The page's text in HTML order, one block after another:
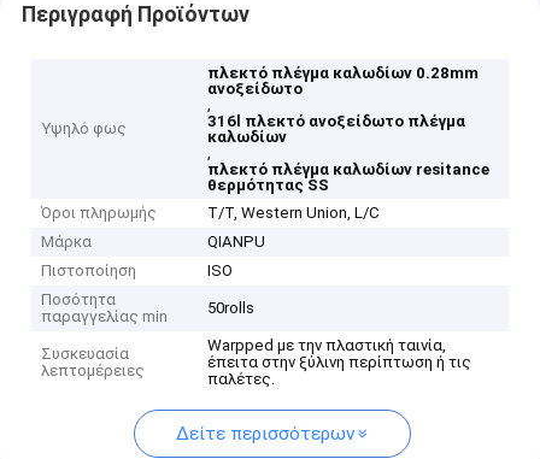
Περιγραφή Προϊόντων
Υψηλό φως
πλεκτό πλέγμα καλωδίων 0.28mm
ανοξείδωτο
,
316l πλεκτό ανοξείδωτο πλέγμα
καλωδίων
,
πλεκτό πλέγμα καλωδίων resitance
θερμότητας SS
Όροι πληρωμής
T/T, Western Union, L/C
Μάρκα
QIANPU
Πιστοποίηση
ISO
Ποσότητα
παραγγελίας min
50rolls
Συσκευασία
λεπτομέρειες
Warpped με την πλαστική ταινία,
έπειτα στην ξύλινη περίπτωση ή τις
παλέτες.
Δείτε περισσότερων